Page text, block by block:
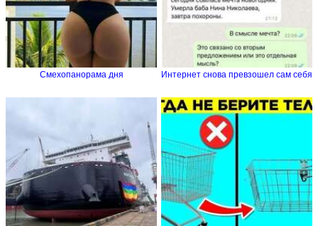
Смехопанорама дня Интернет снова превзошел сам себя